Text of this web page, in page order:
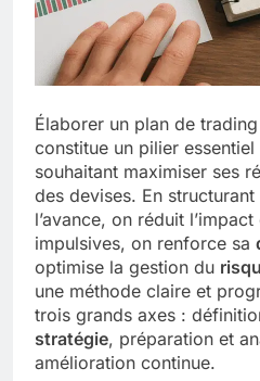
Élaborer un plan de
constitue un pilier
souhaitant maximiser ses
des devises. En
l’avance, on réduit
impulsives, on renforce sa
optimise la gestion du
une méthode claire et
trois grands axes :
stratégie, préparation et
amélioration continue.